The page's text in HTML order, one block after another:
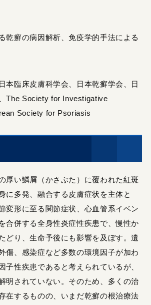
乾癬の病因解析、免疫学的手法による
本臨床皮膚科学会、日本乾癬学会、日
The Society for Investigative
Society for Psoriasis
厚い鱗屑（かさぶた）に覆われた紅斑
に多発、融合する皮膚症状を主体と
変形に至る関節症状、心血管系イベン
合併する全身性炎症性疾患で、慢性か
どり、生命予後にも影響を及ぼす。遺
傷、感染症など多数の環境因子が加わ
子性疾患であると考えられているが、
明されていない。そのため、多くの治
在するものの、いまだ乾癬の根治療法